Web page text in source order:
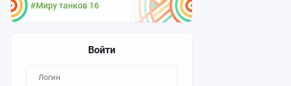
#Миру танков 16
Войти